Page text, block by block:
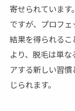
寄せられていま
ですが、プロフ
結果を得られる
より、脱毛は単
アする新しい習
じられます。